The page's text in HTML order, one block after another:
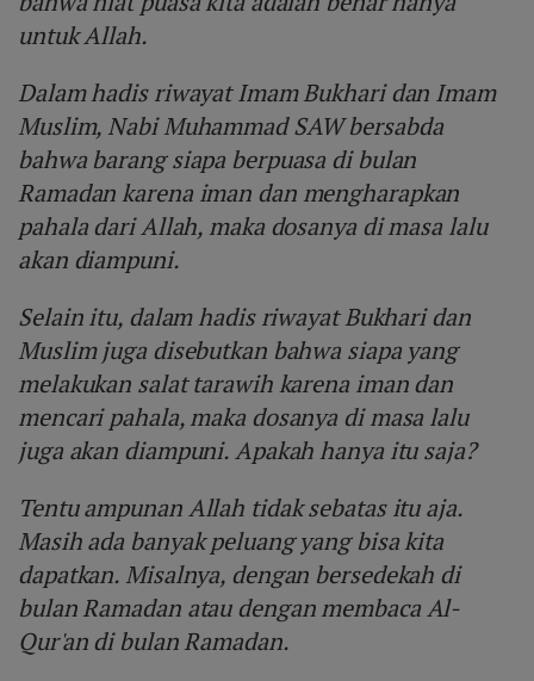
untuk Allah.
Dalam hadis riwayat Imam Bukhari dan Imam
Muslim, Nabi Muhammad SAW bersabda
bahwa barang siapa berpuasa di bulan
Ramadan karena iman dan mengharapkan
pahala dari Allah, maka dosanya di masa lalu
akan diampuni.
Selain itu, dalam hadis riwayat Bukhari dan
Muslim juga disebutkan bahwa siapa yang
melakukan salat tarawih karena iman dan
mencari pahala, maka dosanya di masa lalu
juga akan diampuni. Apakah hanya itu saja?
Tentu ampunan Allah tidak sebatas itu aja.
Masih ada banyak peluang yang bisa kita
dapatkan. Misalnya, dengan bersedekah di
bulan Ramadan atau dengan membaca Al-
Qur'an di bulan Ramadan.